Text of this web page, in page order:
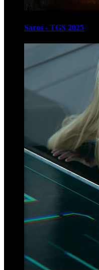
Saros - TGS 2025